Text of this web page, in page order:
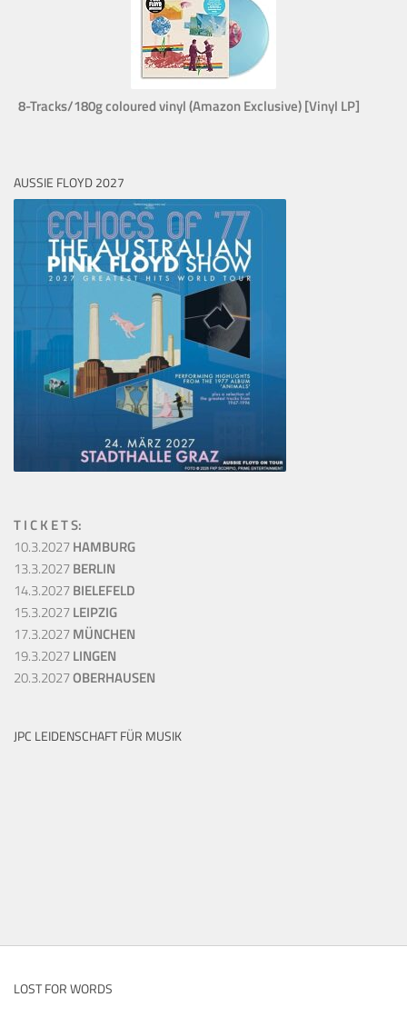
8-Tracks/180g coloured vinyl (Amazon Exclusive) [Vinyl LP]
AUSSIE FLOYD 2027
T I C K E T S:
10.3.2027HAMBURG
13.3.2027BERLIN
14.3.2027BIELEFELD
15.3.2027LEIPZIG
17.3.2027MÜNCHEN
19.3.2027LINGEN
20.3.2027OBERHAUSEN
JPC LEIDENSCHAFT FÜR MUSIK
LOST FOR WORDS